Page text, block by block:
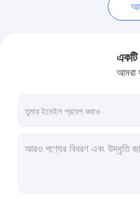
অ্যালুমিনিয়াম একক পয়েন্ট লোড
স্টেইনলেস স্টীল লোড সেল
টেনশন এবং কম্প্রেশন লোড সেল
একটি
আমরা